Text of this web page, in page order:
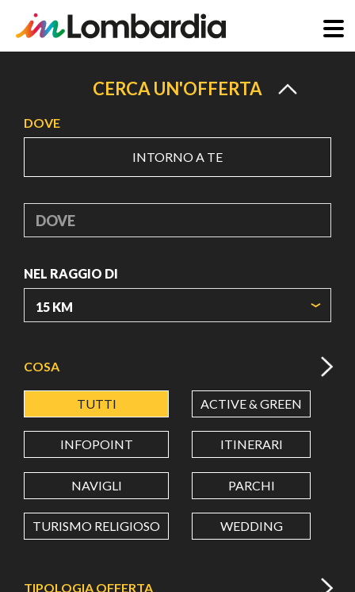
principale
CERCA UN'OFFERTA
DOVE
INTORNO A TE
DOVE
NEL RAGGIO DI
LATITUDINE
LONGITUDINE
Value in decimal degrees. Use dot (.) as decimal separator.
COSA
TUTTI ACTIVE & GREEN
INFOPOINT ITINERARI
NAVIGLI PARCHI
TURISMO RELIGIOSO WEDDING
TIPOLOGIA OFFERTA